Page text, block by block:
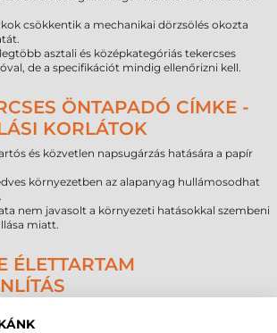
csökkentik a mechanikai dörzsölés okozta
asztali és középkategóriás tekercses
de a specifikációt mindig ellenőrizni kell.
ÖNTAPADÓ CÍMKE -
KORLÁTOK
és közvetlen napsugárzás hatására a papír
környezetben az alapanyag hullámosodhat
nem javasolt a környezeti hatásokkal szembeni
miatt.
ÉLETTARTAM